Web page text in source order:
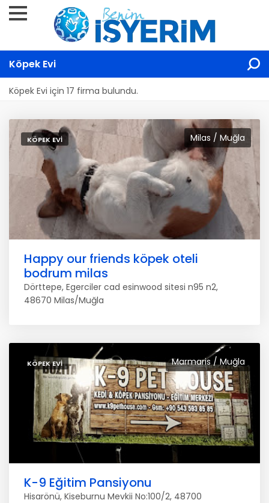
Köpek Evi
Köpek Evi için 17 firma bulundu.
Milas / Muğla
KÖPEK EVI
Happy our friends köpek oteli
bodrum milas
Dörttepe, Egerciler cad esinwood sitesi n95 n2,
48670 Milas/Muğla
Marmaris / Muğla
KÖPEK EVI
K-9 Eğitim Pansiyonu
Hisarönü, Kiseburnu Mevkii No:100/2, 48700